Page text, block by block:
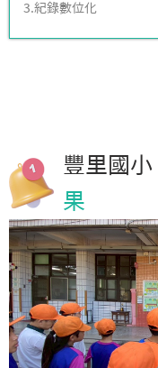
3.紀錄數位化
豐里國小
果